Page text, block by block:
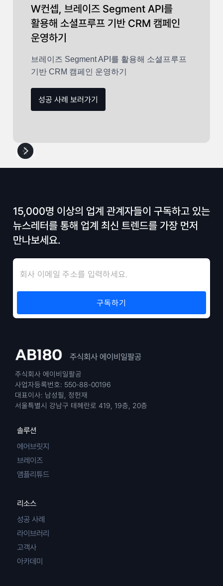
W컨셉, 브레이즈 Segment API를
활용해 소셜프루프 기반 CRM 캠페인
운영하기
브레이즈 Segment API를 활용해 소셜프루프
기반 CRM 캠페인 운영하기
성공 사례 보러가기
15,000명 이상의 업계 관계자들이 구독하고 있는
뉴스레터를 통해 업계 최신 트렌드를 가장 먼저
만나보세요.
주식회사 에이비일팔공
주식회사 에이비일팔공
사업자등록번호: 550-88-00196
대표이사: 남성필, 정헌재
서울특별시 강남구 테헤란로 419, 19층, 20층
솔루션
에어브릿지
브레이즈
앰플리튜드
리소스
성공 사례
라이브러리
고객사
아카데미